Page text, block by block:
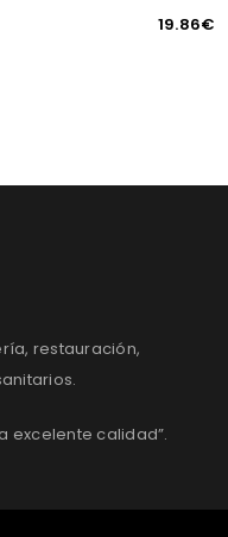
19.86€
restauración,
excelente calidad”.